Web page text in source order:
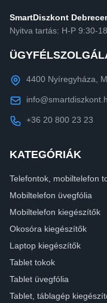
SmartDiszkont
Nyitva tartás: H-P 9:30-
4400 Nyíregyháza,
+36 20 800 23 23
KATEGÓRIÁK
Telefontok, mobiltelefon
Mobiltelefon üvegfólia
Mobiltelefon kiegészítők
Okosóra kiegészítők
Laptop kiegészítők
Tablet tokok
Tablet üvegfólia
Tablet, táblagép